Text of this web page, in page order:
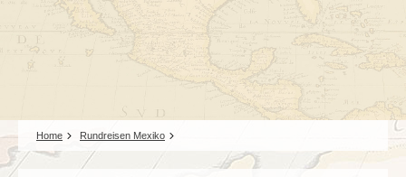
Home Rundreisen Mexiko